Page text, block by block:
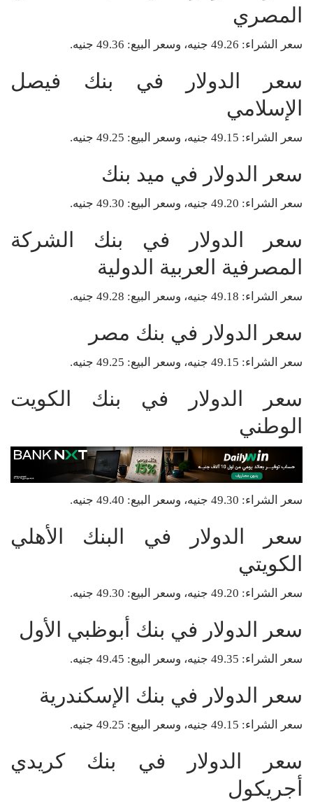
المصري
سعر الشراء: 49.26 جنيه، وسعر البيع: 49.36 جنيه.
سعر الدولار في بنك فيصل
الإسلامي
سعر الشراء: 49.15 جنيه، وسعر البيع: 49.25 جنيه.
سعر الدولار في ميد بنك
سعر الشراء: 49.20 جنيه، وسعر البيع: 49.30 جنيه.
سعر الدولار في بنك الشركة
المصرفية العربية الدولية
سعر الشراء: 49.18 جنيه، وسعر البيع: 49.28 جنيه.
سعر الدولار في بنك مصر
سعر الشراء: 49.15 جنيه، وسعر البيع: 49.25 جنيه.
سعر الدولار في بنك الكويت
الوطني
سعر الشراء: 49.30 جنيه، وسعر البيع: 49.40 جنيه.
سعر الدولار في البنك الأهلي
الكويتي
سعر الشراء: 49.20 جنيه، وسعر البيع: 49.30 جنيه.
سعر الدولار في بنك أبوظبي الأول
سعر الشراء: 49.35 جنيه، وسعر البيع: 49.45 جنيه.
سعر الدولار في بنك الإسكندرية
سعر الشراء: 49.15 جنيه، وسعر البيع: 49.25 جنيه.
سعر الدولار في بنك كريدي
أجريكول